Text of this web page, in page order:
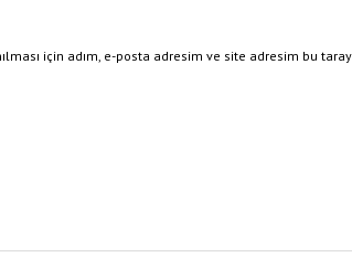
için adım, e-posta adresim ve site adresim bu